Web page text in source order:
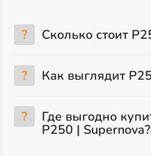
? Сколько стоит
? Как выглядит
? Где выгодно
P250 | Supernova?